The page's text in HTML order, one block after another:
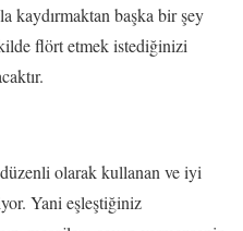
kaydırmaktan başka bir şey
flört etmek istediğinizi
olarak kullanan ve iyi
Yani eşleştiğiniz